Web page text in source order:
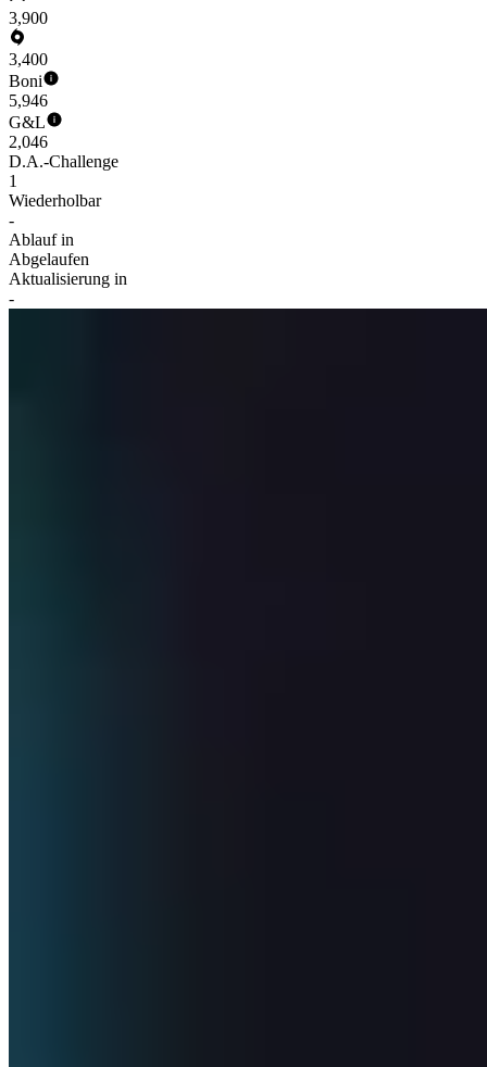
3,900
3,400
Boni
5,946
G&L
2,046
D.A.-Challenge
1
Wiederholbar
-
Ablauf in
Abgelaufen
Aktualisierung in
-